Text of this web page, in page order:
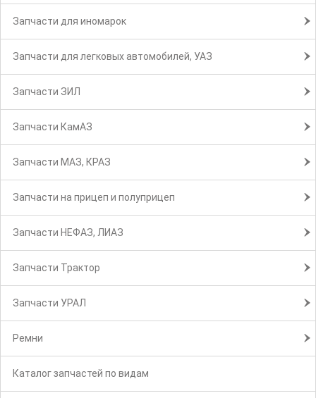
Запчасти для иномарок
Запчасти для легковых автомобилей, УАЗ
Запчасти ЗИЛ
Запчасти КамАЗ
Запчасти МАЗ, КРАЗ
Запчасти на прицеп и полуприцеп
Запчасти НЕФАЗ, ЛИАЗ
Запчасти Трактор
Запчасти УРАЛ
Ремни
Каталог запчастей по видам